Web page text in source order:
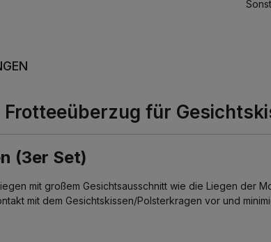
für
(3er Set)
mit großem Gesichtsausschnitt wie die Liegen der
mit dem Gesichtskissen/Polsterkragen vor und